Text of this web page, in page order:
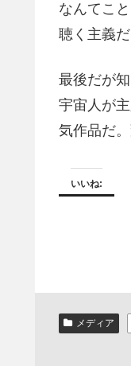
なんてこ
聴く主義
最後だが
宇宙人が
気作品だ
いいね:
メディア